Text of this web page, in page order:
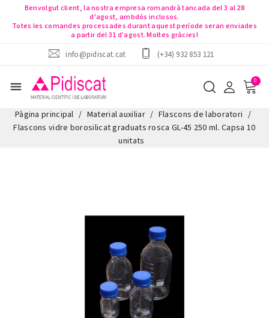
Benvolgut client, la nostra empresa romandrà tancada del 3 al 28
d'agost, ambdós inclosos.
Totes les comandes processades durant aquest període seran enviades
a partir del 31 d'agost. Moltes gràcies!
info@pidiscat.cat
(+34) 932 853 121
menu
Pàgina principal Material auxiliar
Flascons de laboratori
Flascons vidre borosilicat graduats rosca GL-45 250 ml. Capsa 10
unitats